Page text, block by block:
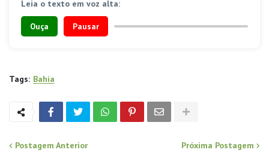
Leia o texto em voz alta:
Ouça Pausar
Tags: Bahia
Postagem Anterior Próxima Postagem